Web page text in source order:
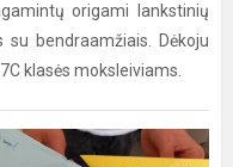
origami lankstinių
su bendraamžiais. Dėkoju
klasės moksleiviams.